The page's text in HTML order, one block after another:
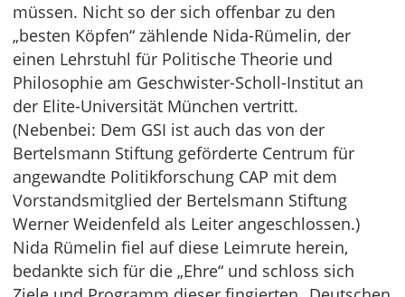
müssen. Nicht so der sich offenbar zu den
„besten Köpfen“ zählende Nida-Rümelin, der
einen Lehrstuhl für Politische Theorie und
Philosophie am Geschwister-Scholl-Institut an
der Elite-Universität München vertritt.
(Nebenbei: Dem GSI ist auch das von der
Bertelsmann Stiftung geförderte Centrum für
angewandte Politikforschung CAP mit dem
Vorstandsmitglied der Bertelsmann Stiftung
Werner Weidenfeld als Leiter angeschlossen.)
Nida Rümelin fiel auf diese Leimrute herein,
bedankte sich für die „Ehre“ und schloss sich